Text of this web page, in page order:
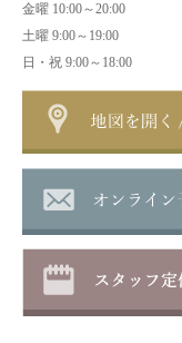
金曜 10:00～20:00
土曜 9:00～19:00
日・祝 9:00～18:00